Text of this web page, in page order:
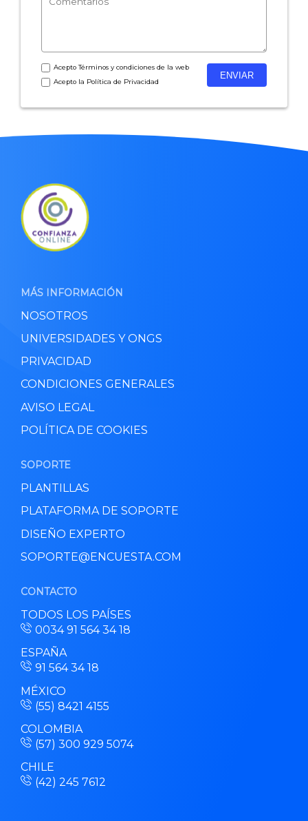
- Marketing y encuestas
AceptoTérminos y condicionesde la web
Acepto la Política de Privacidad
MÁS INFORMACIÓN
NOSOTROS
UNIVERSIDADES Y ONGS
PRIVACIDAD
CONDICIONES GENERALES
AVISO LEGAL
POLÍTICA DE COOKIES
SOPORTE
PLANTILLAS
PLATAFORMA DE SOPORTE
DISEÑO EXPERTO
SOPORTE@ENCUESTA.COM
CONTACTO
TODOS LOS PAÍSES
0034 91 564 34 18
ESPAÑA
91 564 34 18
MÉXICO
(55) 8421 4155
COLOMBIA
(57) 300 929 5074
CHILE
(42) 245 7612